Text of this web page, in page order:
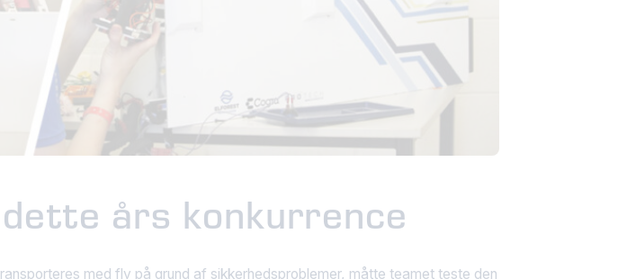
års konkurrence
med fly på grund af sikkerhedsproblemer, måtte teamet teste den